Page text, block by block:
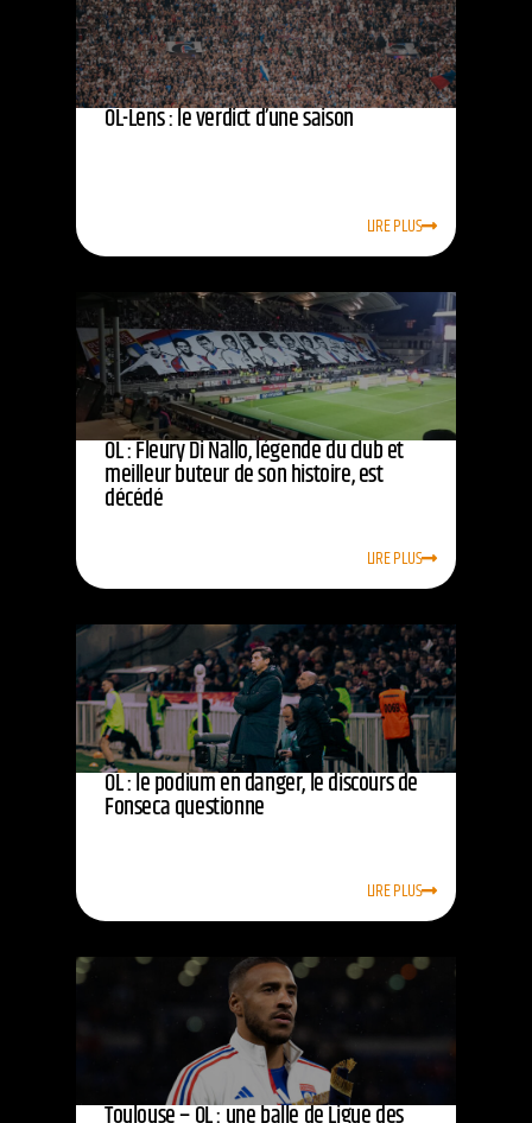
OL-Lens : le verdict d’une saison
LIRE PLUS
OL : Fleury Di Nallo, légende du club et
meilleur buteur de son histoire, est
décédé
LIRE PLUS
OL : le podium en danger, le discours de
Fonseca questionne
LIRE PLUS